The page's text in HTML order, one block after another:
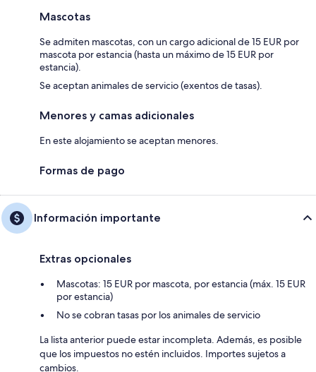
Mascotas
Se admiten mascotas, con un cargo adicional de 15 EUR por
mascota por estancia (hasta un máximo de 15 EUR por
estancia).
Se aceptan animales de servicio (exentos de tasas).
Menores y camas adicionales
En este alojamiento se aceptan menores.
Formas de pago
Información importante
Extras opcionales
Mascotas: 15 EUR por mascota, por estancia (máx. 15 EUR
por estancia)
No se cobran tasas por los animales de servicio
La lista anterior puede estar incompleta. Además, es posible
que los impuestos no estén incluidos. Importes sujetos a
cambios.